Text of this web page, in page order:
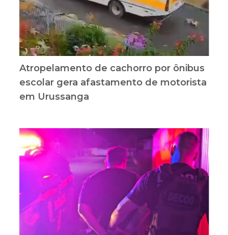
Atropelamento de cachorro por ônibus
escolar gera afastamento de motorista
em Urussanga